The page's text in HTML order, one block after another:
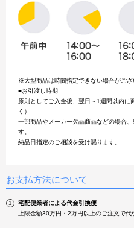
※大型商品は時間指定できない場合がござ
■お引渡し時期
原則としてご入金後、翌日～1週間以内
く）
一部商品やメーカー欠品商品などの場合
す。
納品日指定のご相談を受け賜ります。
お支払方法について
宅配便業者による代金引換便
上限金額30万円・2万円以上のご注文で